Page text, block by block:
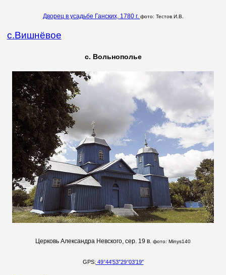
Дворец в усадьбе Ганских, 1780 г. фото: Тестов И.В.
с.Вишнёвое
с. Вольнополье
Церковь Александра Невского, сер. 19 в. фото: Minys140
GPS: 49°44′53″29°03′19″